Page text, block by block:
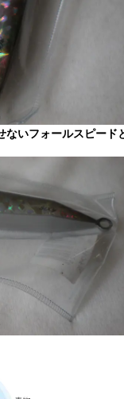
ないフォールスピード